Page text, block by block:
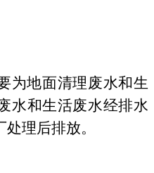
为地面清理废水和生
水和生活废水经排水
理后排放。